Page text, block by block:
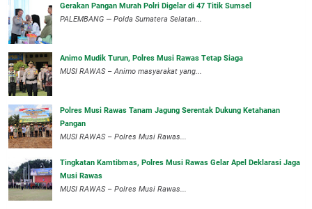
Gerakan Pangan Murah Polri Digelar di 47 Titik Sumsel
PALEMBANG — Polda Sumatera Selatan...
Animo Mudik Turun, Polres Musi Rawas Tetap Siaga
MUSI RAWAS – Animo masyarakat yang...
Polres Musi Rawas Tanam Jagung Serentak Dukung Ketahanan
Pangan
MUSI RAWAS – Polres Musi Rawas...
Tingkatan Kamtibmas, Polres Musi Rawas Gelar Apel Deklarasi Jaga
Musi Rawas
MUSI RAWAS – Polres Musi Rawas...